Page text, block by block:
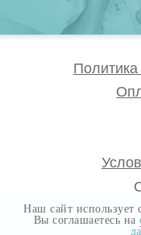
Наш сайт использует
Вы соглашаетесь на